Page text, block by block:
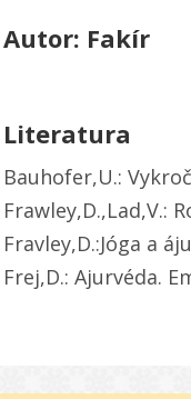
Autor: Fakír
Literatura
Bauhofer,U.:
Frawley,D.,Lad,V.:
Fravley,D.:Jóga a
Frej,D.: Ajurvéda.